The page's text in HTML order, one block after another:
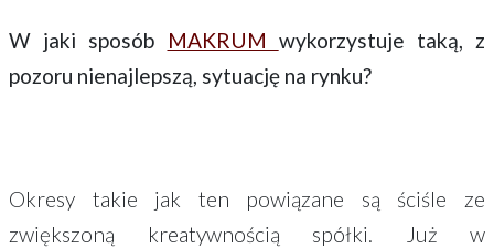
W jaki sposób MAKRUM wykorzystuje taką, z
pozoru nienajlepszą, sytuację na rynku?
Okresy takie jak ten powiązane są ściśle ze
zwiększoną kreatywnością spółki. Już w